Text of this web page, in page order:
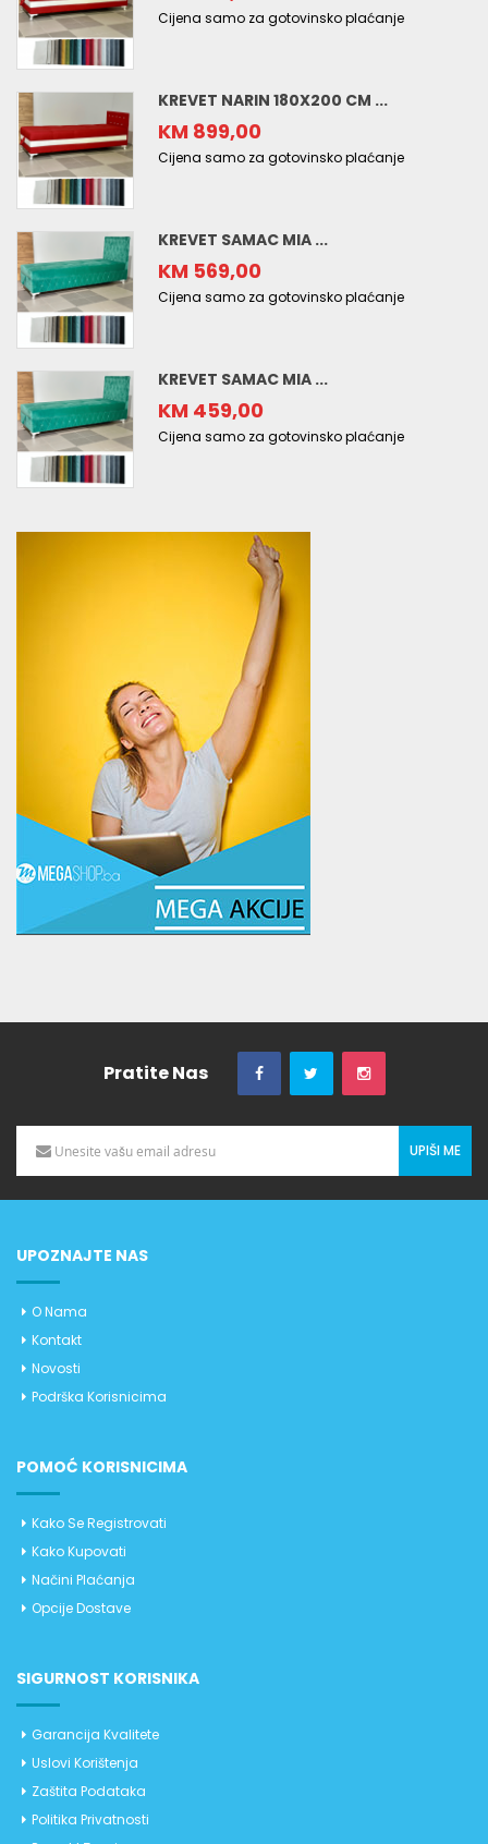
Cijena samo za gotovinsko plaćanje
KREVET NARIN 180X200 CM ...
KM 899,00
Cijena samo za gotovinsko plaćanje
KREVET SAMAC MIA ...
KM 569,00
Cijena samo za gotovinsko plaćanje
KREVET SAMAC MIA ...
KM 459,00
Cijena samo za gotovinsko plaćanje
Pratite Nas
UPIŠI ME
UPOZNAJTE NAS
O Nama
Kontakt
Novosti
Podrška Korisnicima
POMOĆ KORISNICIMA
Kako Se Registrovati
Kako Kupovati
Načini Plaćanja
Opcije Dostave
SIGURNOST KORISNIKA
Garancija Kvalitete
Uslovi Korištenja
Zaštita Podataka
Politika Privatnosti